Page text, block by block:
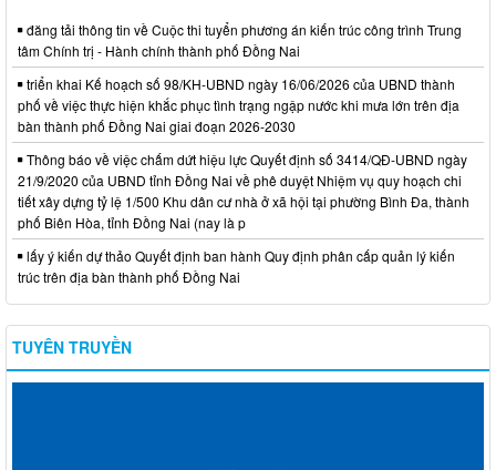
đăng tải thông tin về Cuộc thi tuyển phương án kiến trúc công trình Trung
tâm Chính trị - Hành chính thành phố Đồng Nai
triển khai Kế hoạch số 98/KH-UBND ngày 16/06/2026 của UBND thành
phố về việc thực hiện khắc phục tình trạng ngập nước khi mưa lớn trên địa
bàn thành phố Đồng Nai giai đoạn 2026-2030
Thông báo về việc chấm dứt hiệu lực Quyết định số 3414/QĐ-UBND ngày
21/9/2020 của UBND tỉnh Đồng Nai về phê duyệt Nhiệm vụ quy hoạch chi
tiết xây dựng tỷ lệ 1/500 Khu dân cư nhà ở xã hội tại phường Bình Đa, thành
phố Biên Hòa, tỉnh Đồng Nai (nay là p
lấy ý kiến dự thảo Quyết định ban hành Quy định phân cấp quản lý kiến
trúc trên địa bàn thành phố Đồng Nai
TUYÊN TRUYỀN